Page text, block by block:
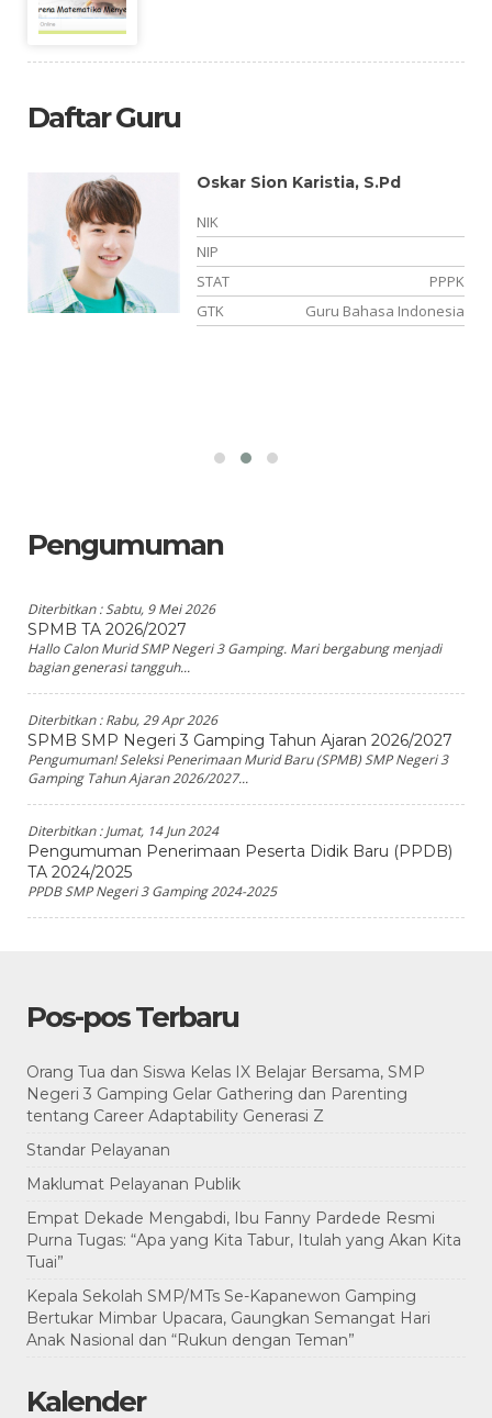
Daftar Guru
Oskar Sion Karistia, S.Pd
NIK
NIP
STAT
PPPK
GTK
Guru Bahasa Indonesia
Pengumuman
Diterbitkan :Sabtu, 9 Mei 2026
SPMB TA 2026/2027
Hallo Calon Murid SMP Negeri 3 Gamping. Mari bergabung menjadi
bagian generasi tangguh...
Diterbitkan :Rabu, 29 Apr 2026
SPMB SMP Negeri 3 Gamping Tahun Ajaran 2026/2027
Pengumuman! Seleksi Penerimaan Murid Baru (SPMB) SMP Negeri 3
Gamping Tahun Ajaran 2026/2027...
Diterbitkan :Jumat, 14 Jun 2024
Pengumuman Penerimaan Peserta Didik Baru (PPDB)
TA 2024/2025
PPDB SMP Negeri 3 Gamping 2024-2025
Pos-pos Terbaru
Orang Tua dan Siswa Kelas IX Belajar Bersama, SMP
Negeri 3 Gamping Gelar Gathering dan Parenting
tentang Career Adaptability Generasi Z
Standar Pelayanan
Maklumat Pelayanan Publik
Empat Dekade Mengabdi, Ibu Fanny Pardede Resmi
Purna Tugas: “Apa yang Kita Tabur, Itulah yang Akan Kita
Tuai”
Kepala Sekolah SMP/MTs Se-Kapanewon Gamping
Bertukar Mimbar Upacara, Gaungkan Semangat Hari
Anak Nasional dan “Rukun dengan Teman”
Kalender